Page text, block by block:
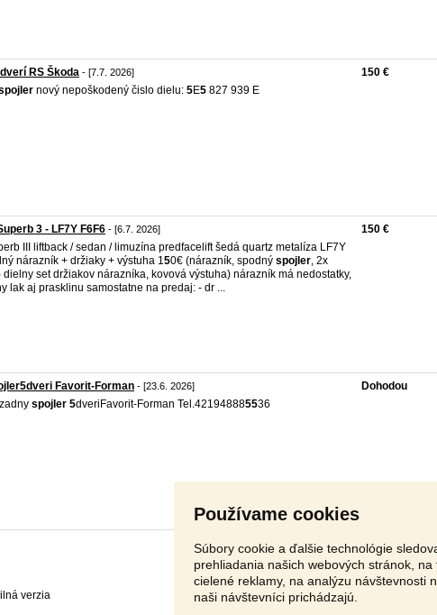
Používame cookies
Súbory cookie a ďalšie technológie
prehliadania našich webových stránok,
cielené reklamy, na analýzu návštevnosti
naši návštevníci prichádzajú.
RS Škoda - [7.7. 2026]
nový nepoškodený čislo dielu: 5E5 827 939 E
150 €
3 - LF7Y F6F6 - [6.7. 2026]
III liftback / sedan / limuzína predfacelift šedá quartz metalíza LF7Y
nárazník + držiaky + výstuha 150€ (nárazník, spodný spojler, 2x
dielny set držiakov nárazníka, kovová výstuha) nárazník má nedostatky,
lak aj prasklinu samostatne na predaj: - dr ...
150 €
Favorit-Forman - [23.6. 2026]
spojler 5dveriFavorit-Forman Tel.421948885536
Dohodou